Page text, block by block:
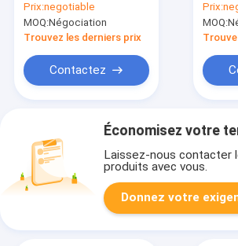
dérivée avec
l'activité
antibactérienne
l'immunité
Prix:negotiable
MOQ:Négociation
Trouvez les derniers prix
Contactez
pour
Prix:
MOQ:
Économisez votre
Laissez-nous contacter
produits avec vous.
Donnez votre